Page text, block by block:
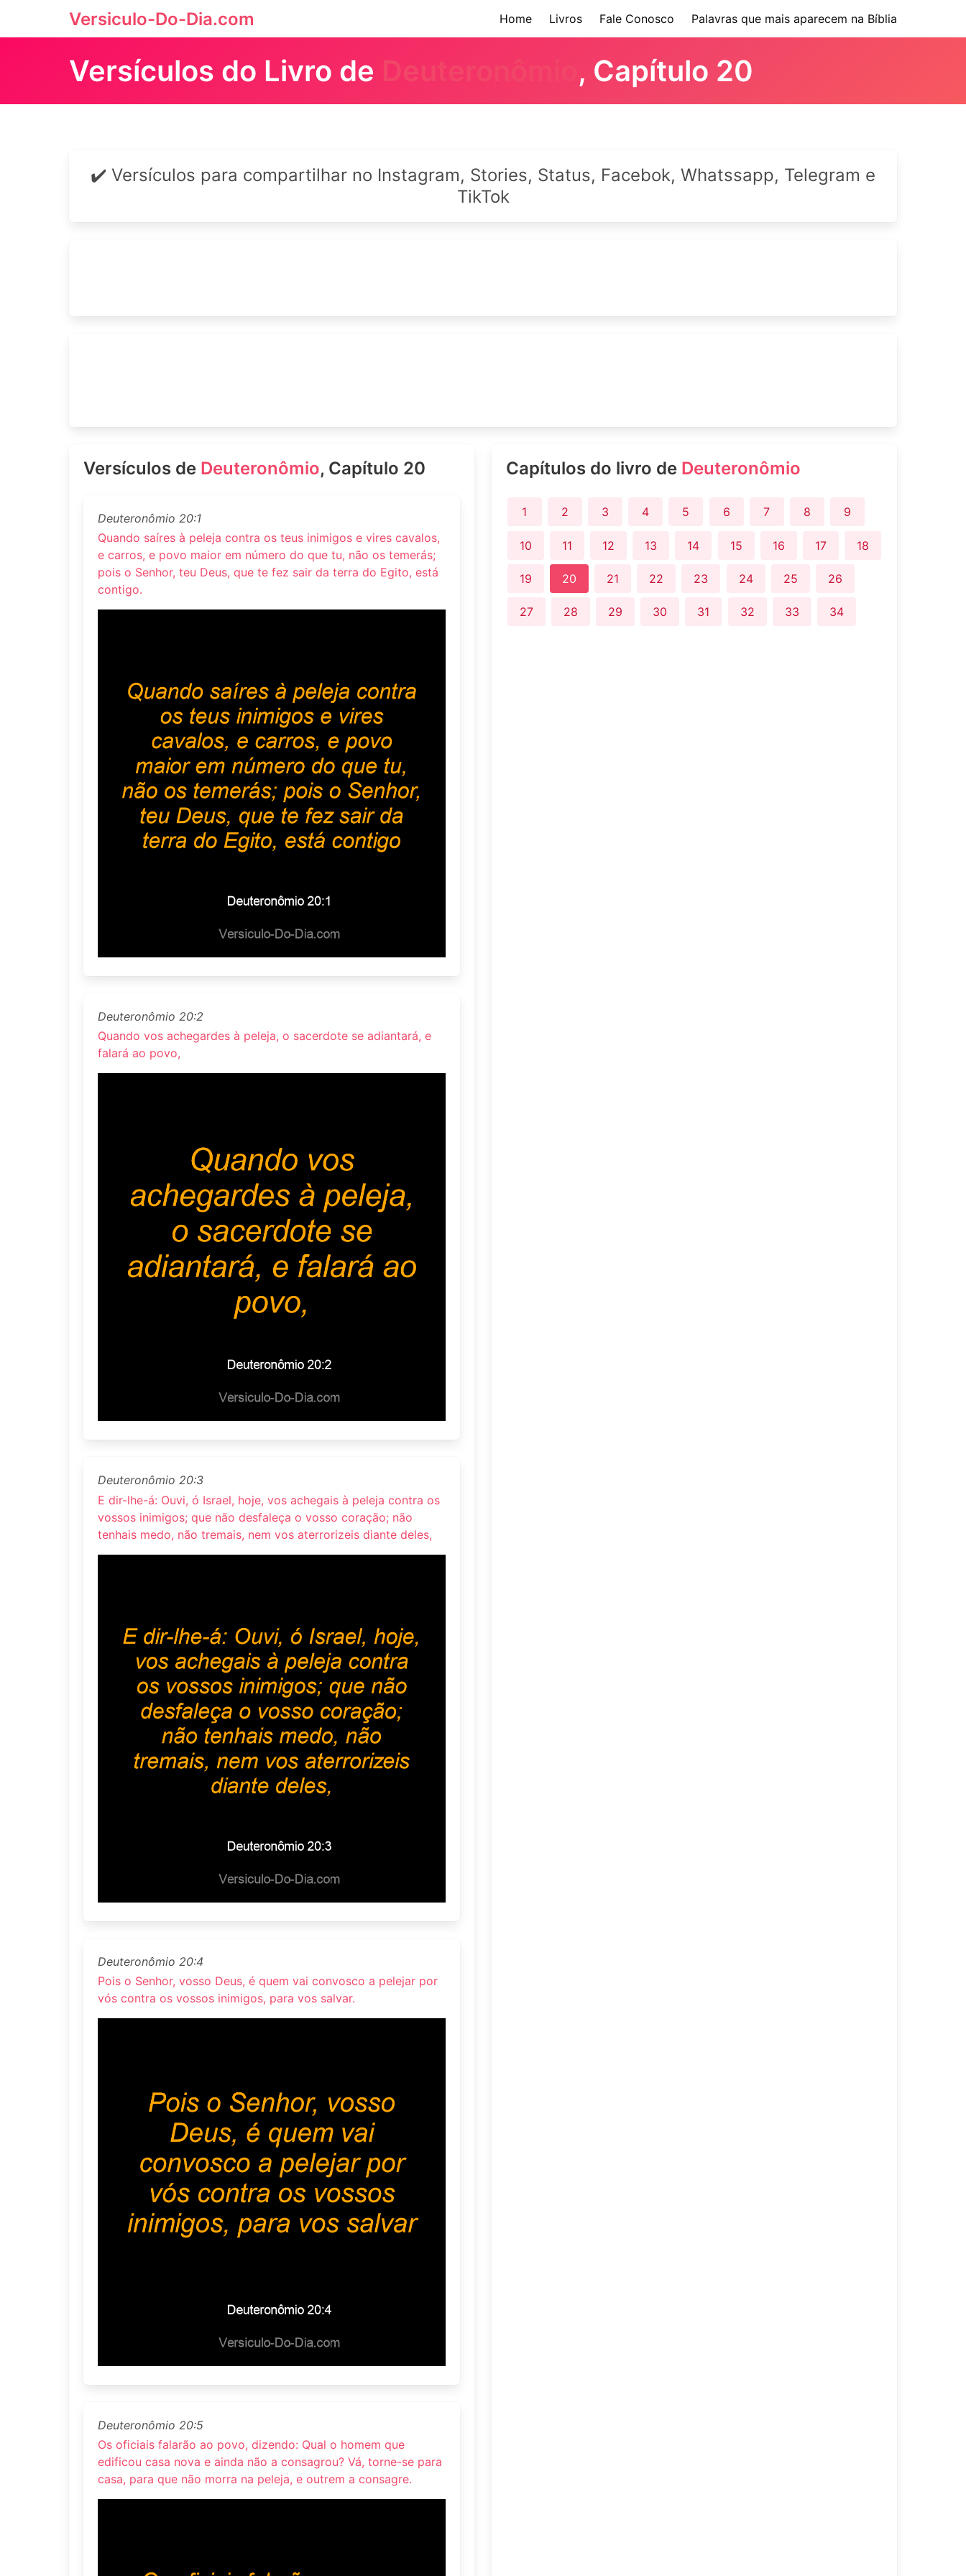
Versiculo-Do-Dia.com Home Livros Fale Conosco Palavras que mais aparecem na Bíblia
Versículos do Livro de Deuteronômio , Capítulo 20
✔️ Versículos para compartilhar no Instagram, Stories, Status, Facebok, Whatssapp, Telegram e
TikTok
Versículos de Deuteronômio, Capítulo 20
Deuteronômio 20:1
Quando saíres à peleja contra os teus inimigos e vires cavalos,
e carros, e povo maior em número do que tu, não os temerás;
pois o Senhor, teu Deus, que te fez sair da terra do Egito, está
contigo.
Deuteronômio 20:2
Quando vos achegardes à peleja, o sacerdote se adiantará, e
falará ao povo,
Deuteronômio 20:3
E dir-lhe-á: Ouvi, ó Israel, hoje, vos achegais à peleja contra os
vossos inimigos; que não desfaleça o vosso coração; não
tenhais medo, não tremais, nem vos aterrorizeis diante deles,
Deuteronômio 20:4
Pois o Senhor, vosso Deus, é quem vai convosco a pelejar por
vós contra os vossos inimigos, para vos salvar.
Deuteronômio 20:5
Os oficiais falarão ao povo, dizendo: Qual o homem que
edificou casa nova e ainda não a consagrou? Vá, torne-se para
casa, para que não morra na peleja, e outrem a consagre.
Capítulos do livro de Deuteronômio
1 2 3 4 5 6 7 8 9
10 11 12 13 14 15 16 17 18
19 20 21 22 23 24 25 26
27 28 29 30 31 32 33 34